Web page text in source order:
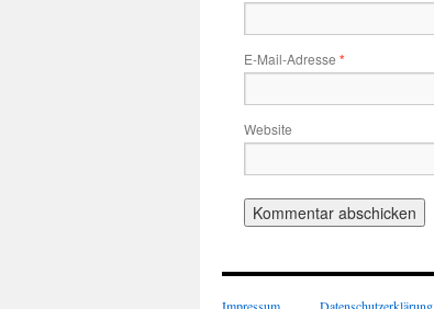
E-Mail-Adresse *
Website